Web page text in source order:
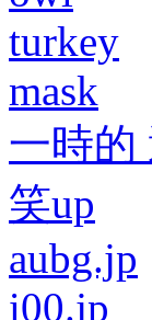
turkey
mask
一時的
笑up
aubg.jp
i00.jp